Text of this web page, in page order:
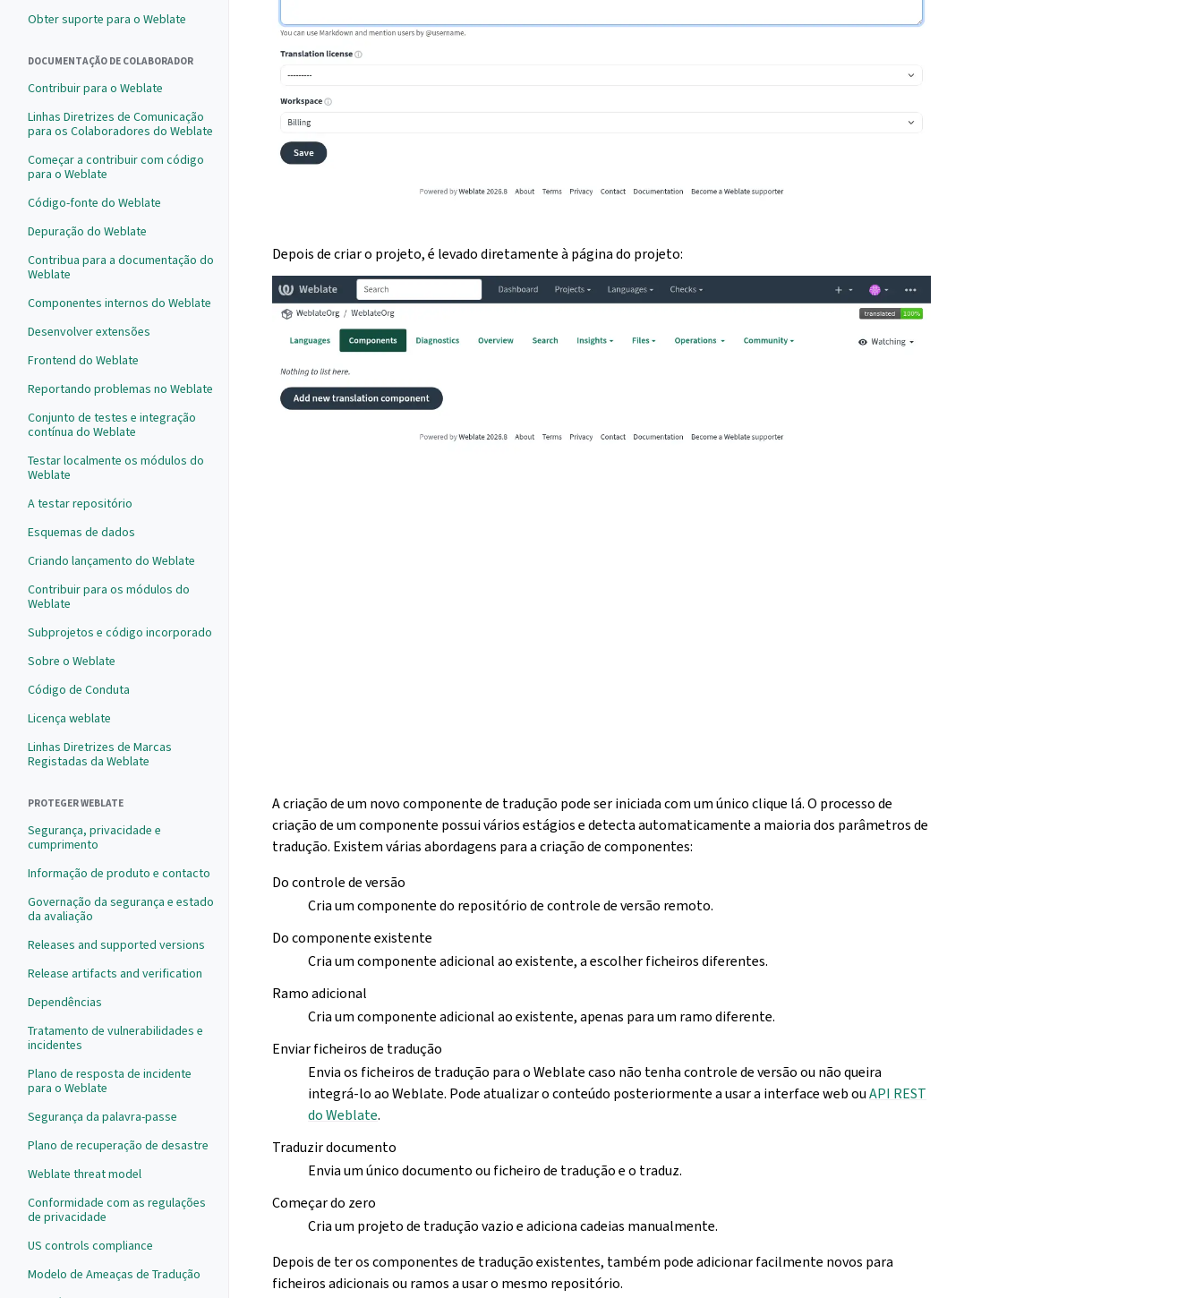
Obter suporte para o Weblate
DOCUMENTAÇÃO DE COLABORADOR
Contribuir para o Weblate
Linhas Diretrizes de Comunicação
para os Colaboradores do Weblate
Começar a contribuir com código
para o Weblate
Código-fonte do Weblate
Depuração do Weblate
Contribua para a documentação do
Weblate
Componentes internos do Weblate
Desenvolver extensões
Frontend do Weblate
Reportando problemas no Weblate
Conjunto de testes e integração
contínua do Weblate
Testar localmente os módulos do
Weblate
A testar repositório
Esquemas de dados
Criando lançamento do Weblate
Contribuir para os módulos do
Weblate
Subprojetos e código incorporado
Sobre o Weblate
Código de Conduta
Licença weblate
Linhas Diretrizes de Marcas
Registadas da Weblate
PROTEGER WEBLATE
Segurança, privacidade e
cumprimento
Informação de produto e contacto
Governação da segurança e estado
da avaliação
Releases and supported versions
Release artifacts and verification
Dependências
Tratamento de vulnerabilidades e
incidentes
Plano de resposta de incidente
para o Weblate
Segurança da palavra-passe
Plano de recuperação de desastre
Weblate threat model
Conformidade com as regulações
de privacidade
US controls compliance
Modelo de Ameaças de Tradução
Depois de criar o projeto, é levado diretamente à página do projeto:
A criação de um novo componente de tradução pode ser iniciada com um único clique lá. O processo de
criação de um componente possui vários estágios e detecta automaticamente a maioria dos parâmetros de
tradução. Existem várias abordagens para a criação de componentes:
Do controle de versão
Cria um componente do repositório de controle de versão remoto.
Do componente existente
Cria um componente adicional ao existente, a escolher ficheiros diferentes.
Ramo adicional
Cria um componente adicional ao existente, apenas para um ramo diferente.
Enviar ficheiros de tradução
Envia os ficheiros de tradução para o Weblate caso não tenha controle de versão ou não queira
integrá-lo ao Weblate. Pode atualizar o conteúdo posteriormente a usar a interface web ouAPI REST
do Weblate.
Traduzir documento
Envia um único documento ou ficheiro de tradução e o traduz.
Começar do zero
Cria um projeto de tradução vazio e adiciona cadeias manualmente.
Depois de ter os componentes de tradução existentes, também pode adicionar facilmente novos para
ficheiros adicionais ou ramos a usar o mesmo repositório.